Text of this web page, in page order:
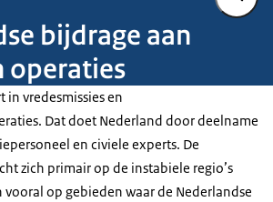
bijdrage aan
operaties
in vredesmissies en
Dat doet Nederland door deelname
en civiele experts. De
zich primair op de instabiele regio’s
vooral op gebieden waar de Nederlandse